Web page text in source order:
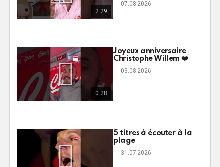
2:29
07.08.2026
0:28
Joyeux anniversaire
Christophe Willem ❤️
03.08.2026
5 titres à écouter à la
plage
31.07.2026